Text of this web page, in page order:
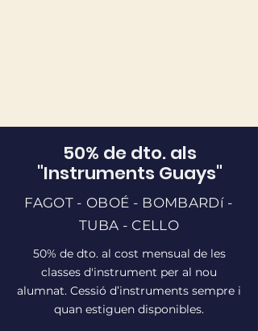
50% de dto. als
"Instruments Guays"
FAGOT - OBOÉ - BOMBARDí -
TUBA - CELLO
50% de dto. al cost mensual de les
classes d'instrument per al nou
alumnat. Cessió d’instruments sempre i
quan estiguen disponibles.